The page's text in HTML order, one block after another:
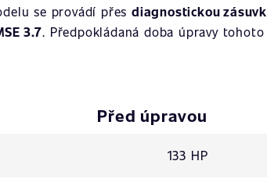
se provádí přes diagnostickou
3.7. Předpokládaná doba úpravy
Před úpravou
133 HP